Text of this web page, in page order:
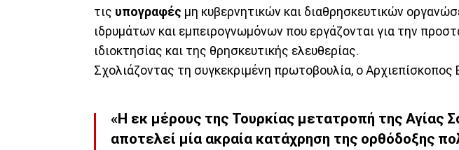
τις υπογραφές μη κυβερνητικών και διαθρησκευτικών
ιδρυμάτων και εμπειρογνωμόνων που εργάζονται για την
ιδιοκτησίας και της θρησκευτικής ελευθερίας.
Σχολιάζοντας τη συγκεκριμένη πρωτοβουλία, ο
«Η εκ μέρους της Τουρκίας μετατροπή της Αγίας
αποτελεί μία ακραία κατάχρηση της ορθόδοξης